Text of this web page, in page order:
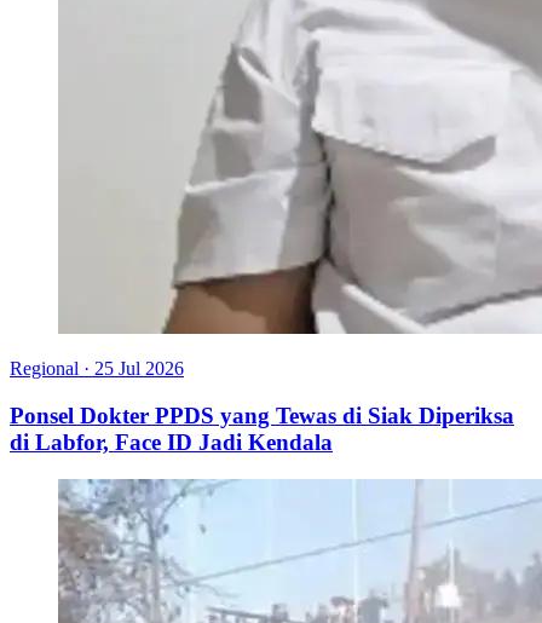
Regional · 25 Jul 2026
Ponsel Dokter PPDS yang Tewas di Siak Diperiksa
di Labfor, Face ID Jadi Kendala